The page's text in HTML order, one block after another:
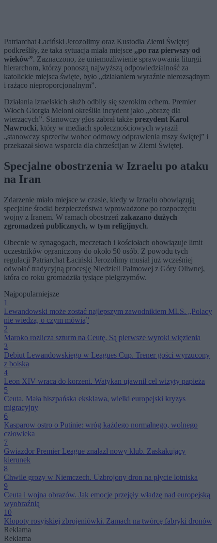
Patriarchat Łaciński Jerozolimy oraz Kustodia Ziemi Świętej
podkreśliły, że taka sytuacja miała miejsce „po raz pierwszy od
wieków”. Zaznaczono, że uniemożliwienie sprawowania liturgii
hierarchom, którzy ponoszą najwyższą odpowiedzialność za
katolickie miejsca święte, było „działaniem wyraźnie nierozsądnym
i rażąco nieproporcjonalnym”.
Działania izraelskich służb odbiły się szerokim echem. Premier
Włoch Giorgia Meloni określiła incydent jako „obrazę dla
wierzących”. Stanowczy głos zabrał także prezydent Karol
Nawrocki, który w mediach społecznościowych wyraził
„stanowczy sprzeciw wobec odmowy odprawienia mszy świętej” i
przekazał słowa wsparcia dla chrześcijan w Ziemi Świętej.
Specjalne obostrzenia w Izraelu po ataku
na Iran
Zdarzenie miało miejsce w czasie, kiedy w Izraelu obowiązują
specjalne środki bezpieczeństwa wprowadzone po rozpoczęciu
wojny z Iranem. W ramach obostrzeń zakazano dużych
zgromadzeń publicznych, w tym religijnych.
Obecnie w synagogach, meczetach i kościołach obowiązuje limit
uczestników ograniczony do około 50 osób. Z powodu tych
regulacji Patriarchat Łaciński Jerozolimy musiał już wcześniej
odwołać tradycyjną procesję Niedzieli Palmowej z Góry Oliwnej,
która co roku gromadziła tysiące pielgrzymów.
Najpopularniejsze
1
Lewandowski może zostać najlepszym zawodnikiem MLS. „Polacy
nie wiedzą, o czym mówią”
2
Maroko rozlicza szturm na Ceutę. Są pierwsze wyroki więzienia
3
Debiut Lewandowskiego w Leagues Cup. Trener gości wyrzucony
z boiska
4
Leon XIV wraca do korzeni. Watykan ujawnił cel wizyty papieża
5
Ceuta. Mała hiszpańska eksklawa, wielki europejski kryzys
migracyjny
6
Kasparow ostro o Putinie: wróg każdego normalnego, wolnego
człowieka
7
Gwiazdor Premier League znalazł nowy klub. Zaskakujący
kierunek
8
Chwile grozy w Niemczech. Uzbrojony dron na płycie lotniska
9
Ceuta i wojna obrazów. Jak emocje przejęły władzę nad europejską
wyobraźnią
10
Kłopoty rosyjskiej zbrojeniówki. Zamach na twórcę fabryki dronów
Reklama
Reklama